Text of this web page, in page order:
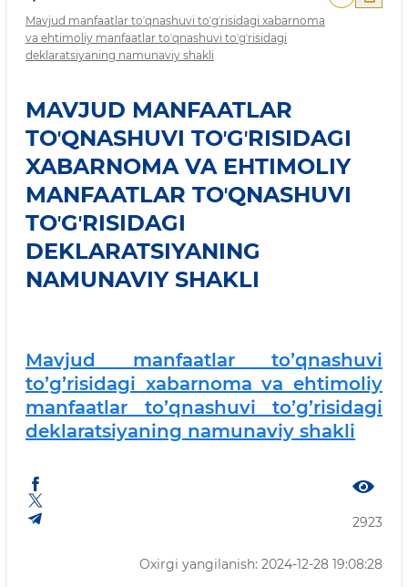
Mavjud manfaatlar toʼqnashuvi toʼgʼrisidagi xabarnoma
va ehtimoliy manfaatlar toʼqnashuvi toʼgʼrisidagi
deklaratsiyaning namunaviy shakli
MAVJUD MANFAATLAR
TOʼQNASHUVI TOʼGʼRISIDAGI
XABARNOMA VA EHTIMOLIY
MANFAATLAR TOʼQNASHUVI
TOʼGʼRISIDAGI
DEKLARATSIYANING
NAMUNAVIY SHAKLI
Mavjud manfaatlar toʼqnashuvi
toʼgʼrisidagi xabarnoma va ehtimoliy
manfaatlar toʼqnashuvi toʼgʼrisidagi
deklaratsiyaning namunaviy shakli
2923
Oxirgi yangilanish: 2024-12-28 19:08:28